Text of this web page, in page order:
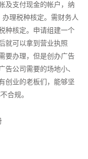
及支付现金的帐户，纳
理税种核定。需财务人
种核定。申请组建一个
就可以拿到营业执照
要办理，但是创办广告
告公司需要的场地小、
创业的老板们，能够坚
合规。